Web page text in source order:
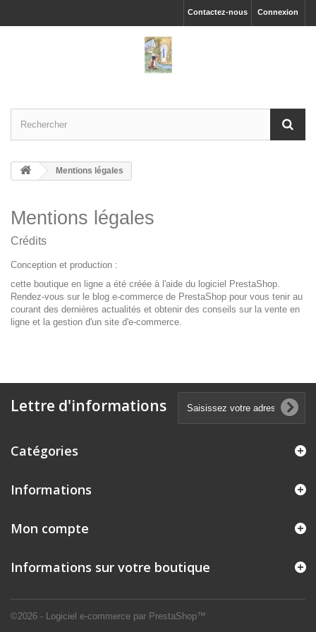
Connexion
Contactez-nous
Mentions légales
Mentions légales
Crédits
Conception et production :
cette boutique en ligne a été créée à l'aide du logiciel PrestaShop.
Rendez-vous sur le blog e-commerce de PrestaShop pour vous tenir au
courant des dernières actualités et obtenir des conseils sur la vente en
ligne et la gestion d'un site d'e-commerce.
Lettre d'informations
Catégories
Informations
©2026 - Logiciel e-commerce par PrestaShop™
Mon compte
Informations sur votre boutique